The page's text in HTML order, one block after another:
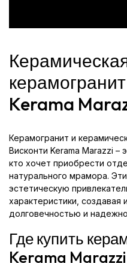
Kerama
Керамогранит и
Висконти Kerama Marazzi
кто хочет приобрести
натурального мрамора.
эстетическую
характеристики, создавая
долговечностью и
Где купить
Kerama